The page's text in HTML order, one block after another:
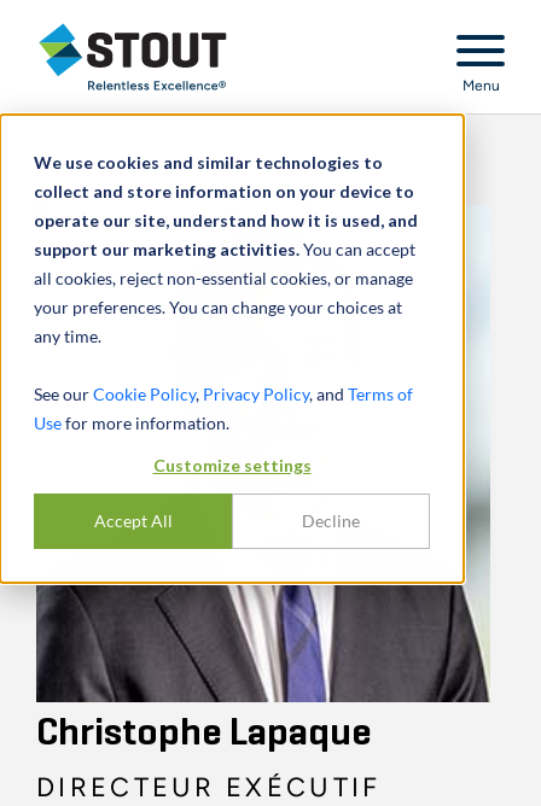
We use cookies and similar technologies to
collect and store information on your device to
operate our site, understand how it is used, and
support our marketing activities.You can accept
all cookies, reject non-essential cookies, or manage
your preferences. You can change your choices at
any time.
See ourCookie Policy, Privacy Policy, and Terms of
Usefor more information.
Customize settings
Accept All Decline
Stout Relentless Excellence
Menu
Christophe Lapaque
DIRECTEUR EXÉCUTIF